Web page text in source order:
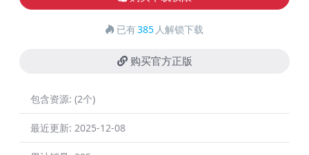
已有385 人解锁下载
购买官方正版
包含资源: (2个)
最近更新: 2025-12-08